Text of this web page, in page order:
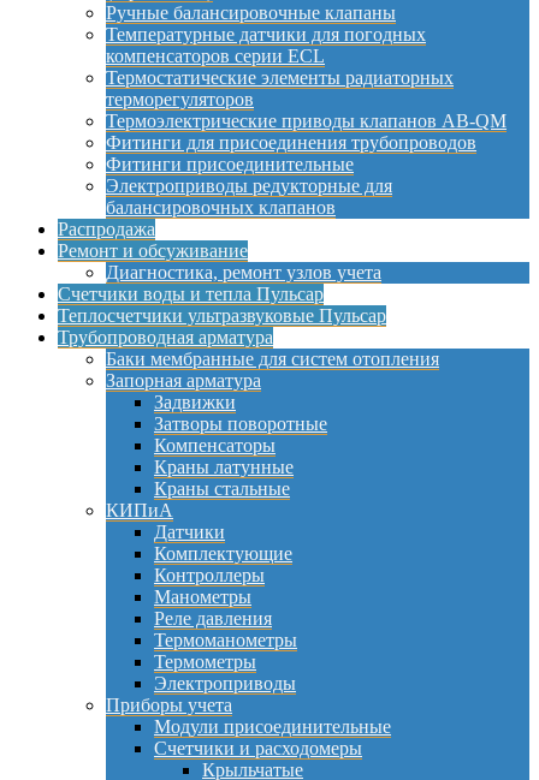
Ручные балансировочные клапаны
Температурные датчики для погодных
компенсаторов серии ECL
Термостатические элементы радиаторных
терморегуляторов
Термоэлектрические приводы клапанов AB-QM
Фитинги для присоединения трубопроводов
Фитинги присоединительные
Электроприводы редукторные для
балансировочных клапанов
Распродажа
Ремонт и обсуживание
Диагностика, ремонт узлов учета
Счетчики воды и тепла Пульсар
Теплосчетчики ультразвуковые Пульсар
Трубопроводная арматура
Баки мембранные для систем отопления
Запорная арматура
Задвижки
Затворы поворотные
Компенсаторы
Краны латунные
Краны стальные
КИПиА
Датчики
Комплектующие
Контроллеры
Манометры
Реле давления
Термоманометры
Термометры
Электроприводы
Приборы учета
Модули присоединительные
Счетчики и расходомеры
Крыльчатые